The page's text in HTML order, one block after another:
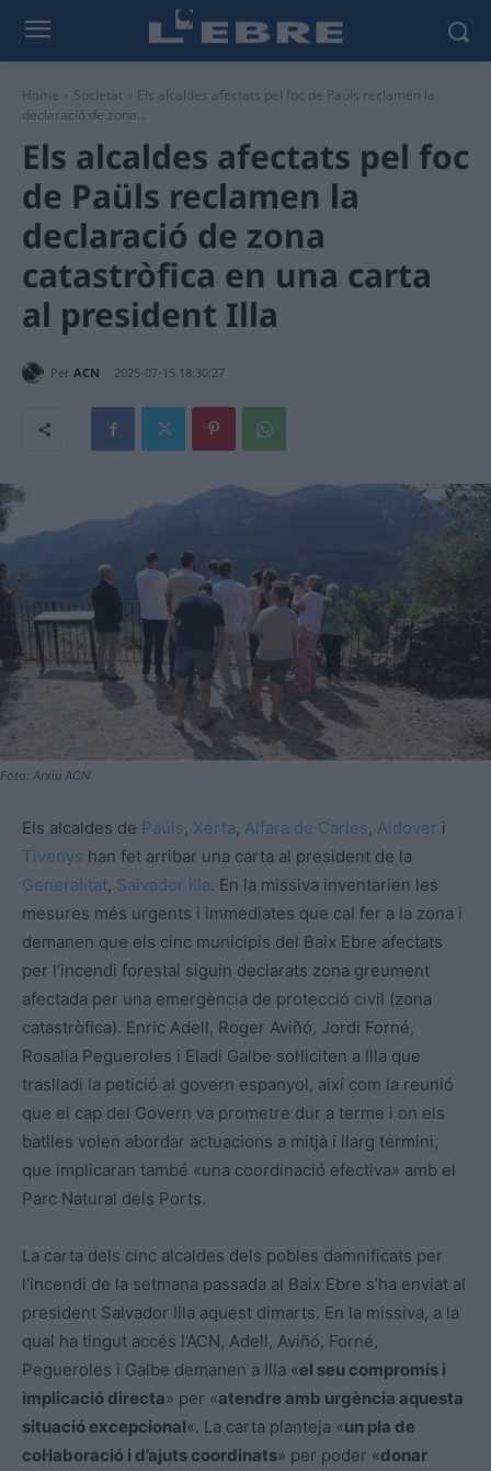
Home Societat
Els alcaldes afectats pel foc de Paüls reclamen la
declaració de zona...
Els alcaldes afectats pel foc
de Paüls reclamen la
declaració de zona
catastròfica en una carta
al president Illa
Per ACN 2025-07-15 18:30:27
Foto: Arxiu ACN
Els alcaldes de Paüls, Xerta, Alfara de Carles, Aldover i
Tivenys han fet arribar una carta al president de la
Generalitat, Salvador Illa. En la missiva inventarien les
mesures més urgents i immediates que cal fer a la zona i
demanen que els cinc municipis del Baix Ebre afectats
per l’incendi forestal siguin declarats zona greument
afectada per una emergència de protecció civil (zona
catastròfica). Enric Adell, Roger Aviñó, Jordi Forné,
Rosalia Pegueroles i Eladi Galbe sol·liciten a Illa que
traslladi la petició al govern espanyol, així com la reunió
que el cap del Govern va prometre dur a terme i on els
batlles volen abordar actuacions a mitjà i llarg termini,
que implicaran també «una coordinació efectiva» amb el
Parc Natural dels Ports.
La carta dels cinc alcaldes dels pobles damnificats per
l’incendi de la setmana passada al Baix Ebre s’ha enviat al
president Salvador Illa aquest dimarts. En la missiva, a la
qual ha tingut accés l’ACN, Adell, Aviñó, Forné,
Pegueroles i Galbe demanen a Illa «el seu compromís i
implicació directa» per «atendre amb urgència aquesta
situació excepcional«. La carta planteja «un pla de
col·laboració i d’ajuts coordinats» per poder «donar